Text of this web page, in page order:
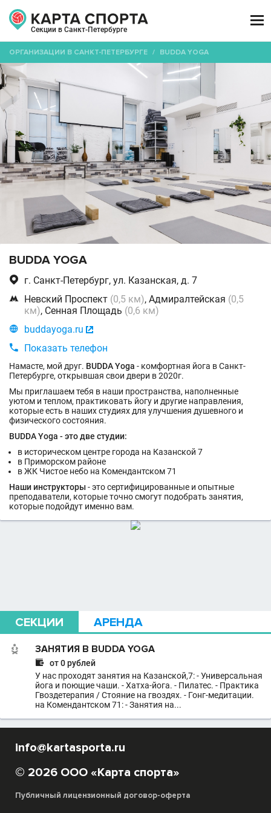
Секции в Санкт-Петербурге

ОРГАНИЗАЦИИ В САНКТ-ПЕТЕРБУРГЕ / BUDDA YOGA
BUDDA YOGA
 г. Санкт-Петербург, ул. Казанская, д. 7
 Невский Проспект (0,5 км), Адмиралтейская (0,5
км), Сенная Площадь (0,6 км)
 buddayoga.ru 

Показать телефон
Намасте, мой друг. BUDDA Yoga - комфортная йога в Санкт-
Петербурге, открывшая свои двери в 2020г.
Мы приглашаем тебя в наши пространства, наполненные
уютом и теплом, практиковать йогу и другие направления,
которые есть в наших студиях для улучшения душевного и
физического состояния.
BUDDA Yoga - это две студии:
в историческом центре города на Казанской 7
в Приморском районе
в ЖК Чистое небо на Комендантском 71
Наши инструкторы- это сертифицированные и опытные
преподаватели, которые точно смогут подобрать занятия,
которые подойдут именно вам.
СЕКЦИИ АРЕНДА
ЗАНЯТИЯ В BUDDA YOGA

от 0 рублей
У нас проходят занятия на Казанской,7: - Универсальная
йога и поющие чаши. - Хатха-йога. - Пилатес. - Практика
Гвоздетерапия / Стояние на гвоздях. - Гонг-медитации.
на Комендантском 71: - Занятия на...
info@kartasporta.ru
© 2026 ООО «Карта спорта»
Публичный лицензионный договор-оферта